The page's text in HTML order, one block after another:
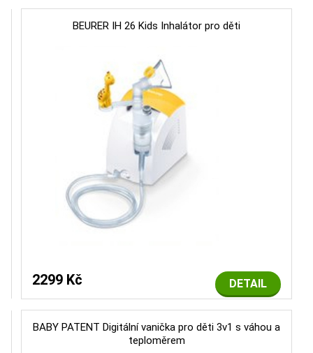
BEURER IH 26 Kids Inhalátor pro děti
DETAIL
2299 Kč
BABY PATENT Digitální vanička pro děti 3v1 s váhou a
teploměrem